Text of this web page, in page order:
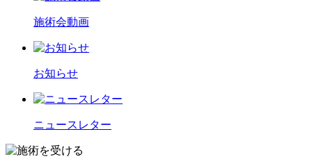
施術会動画
お知らせ
ニュースレター